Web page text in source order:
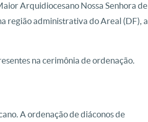
Arquidiocesano Nossa Senhora de
região administrativa do Areal (DF), a
na cerimônia de ordenação.
A ordenação de diáconos de